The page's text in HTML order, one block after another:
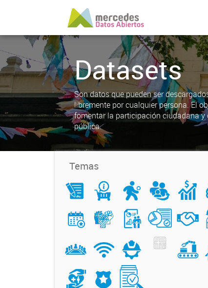
Datasets
Son datos que pueden ser
libremente por cualquier persona. El
fomentar la participación ciudadana
pública.
Temas